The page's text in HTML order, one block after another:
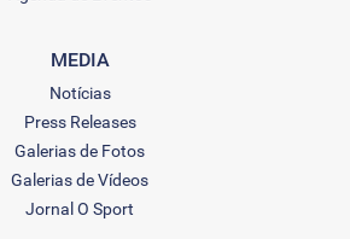
MEDIA
Notícias
Press Releases
Galerias de Fotos
Galerias de Vídeos
Jornal O Sport